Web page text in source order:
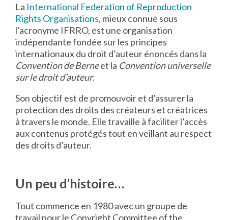
La International Federation of Reproduction
Rights Organisations, mieux connue sous
l’acronyme IFRRO, est une organisation
indépendante fondée sur les principes
internationaux du droit d’auteur énoncés dans la
Convention de Berneet la Convention universelle
sur le droit d’auteur.
Son objectif est de promouvoir et d’assurer la
protection des droits des créateurs et créatrices
à travers le monde. Elle travaille à faciliter l’accès
aux contenus protégés tout en veillant au respect
des droits d’auteur.
Un peu d’histoire…
Tout commence en 1980 avec un groupe de
travail pour le Copyright Committee of the